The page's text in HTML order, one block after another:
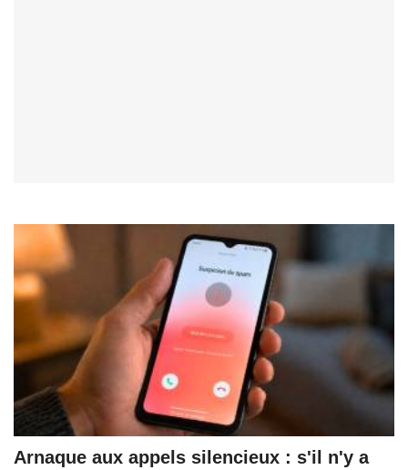
Arnaque aux appels silencieux : s'il n'y a